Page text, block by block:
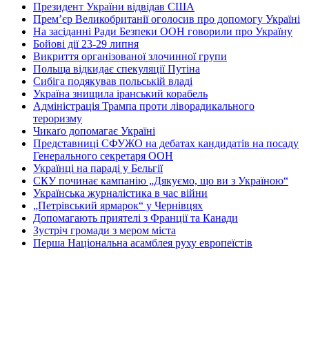
Президент України відвідав США
Прем’єр Великобританії оголосив про допомогу Україні
На засіданні Ради Безпеки ООН говорили про Україну
Бойові дії 23-29 липня
Викриття організованої злочинної групи
Польща відкидає спекуляції Путіна
Сибіга подякував польській владі
Україна знищила іранський корабель
Адміністрація Трампа проти ліворадикального
тероризму
Чикаґо допомагає Україні
Представниці СФУЖО на дебатах кандидатів на посаду
Генерального секретаря ООН
Українці на параді у Бельгії
СКУ починає кампанію „Дякуємо, що ви з Україною“
Українська журналістика в час війни
„Петрівський ярмарок“ у Чернівцях
Допомагають приятелі з Франції та Канади
Зустріч громади з мером міста
Перша Національна асамблея руху европеїстів